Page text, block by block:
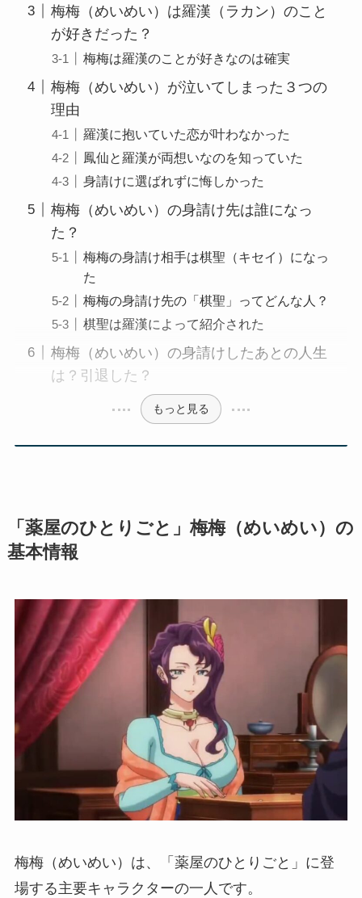
梅梅（めいめい）は羅漢（ラカン）のこと
が好きだった？
梅梅は羅漢のことが好きなのは確実
梅梅（めいめい）が泣いてしまった３つの
理由
羅漢に抱いていた恋が叶わなかった
鳳仙と羅漢が両想いなのを知っていた
身請けに選ばれずに悔しかった
梅梅（めいめい）の身請け先は誰になっ
た？
梅梅の身請け相手は棋聖（キセイ）になっ
た
梅梅の身請け先の「棋聖」ってどんな人？
棋聖は羅漢によって紹介された
梅梅（めいめい）の身請けしたあとの人生
は？引退した？
もっと見る
「薬屋のひとりごと」梅梅（めいめい）の
基本情報
梅梅（めいめい）は、「薬屋のひとりごと」に登
場する主要キャラクターの一人です。